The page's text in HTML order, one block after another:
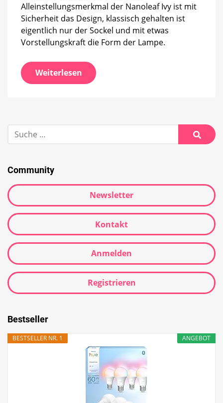
Alleinstellungsmerkmal der Nanoleaf Ivy ist mit
Sicherheit das Design, klassisch gehalten ist
eigentlich nur der Sockel und mit etwas
Vorstellungskraft die Form der Lampe.
Weiterlesen
Suche
nach:
Suche
Community
Newsletter
Kontakt
Anmelden
Registrieren
Bestseller
ANGEBOT
BESTSELLER NR. 1